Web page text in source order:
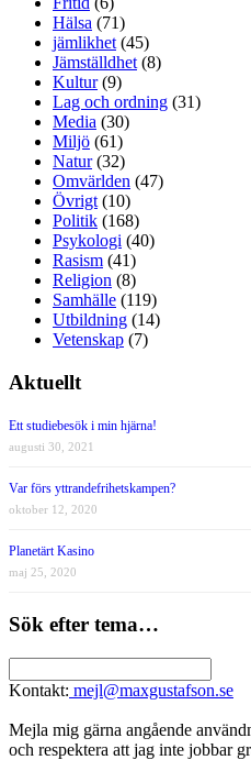
Hälsa (71)
jämlikhet (45)
Jämställdhet (8)
Kultur(9)
Lag och ordning (31)
Media (30)
Miljö (61)
Natur(32)
Omvärlden (47)
Övrigt (10)
Politik (168)
Psykologi (40)
Rasism (41)
Religion (8)
Samhälle (119)
Utbildning (14)
Vetenskap (7)
Aktuellt
Ett studiebesök i min hjärna!
augusti 30, 2021
Var förs yttrandefrihetskampen?
oktober 12, 2020
Planetärt Kasino
maj 25, 2020
Sök efter tema…
Kontakt: mejl@maxgustafson.se
Mejla mig gärna angående
och respektera att jag inte jobbar